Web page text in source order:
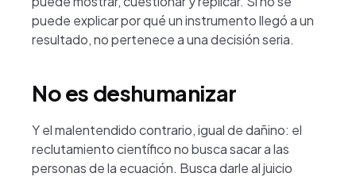
puede explicar por qué un instrumento llegó a un
resultado, no pertenece a una decisión seria.
No es deshumanizar
Y el malentendido contrario, igual de dañino: el
reclutamiento científico no busca sacar a las
personas de la ecuación. Busca darle al juicio